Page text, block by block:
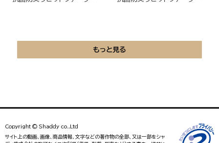
もっと見る
Copyright © Shaddy co.,Ltd
サイト上の動画、画像、商品情報、文字などの著作物の全部、又は一部をシャ